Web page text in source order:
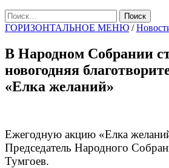
Найти:
ГОРИЗОНТАЛЬНОЕ МЕНЮ /
В Народном Собрании
новогодняя
«Елка желаний»
Ежегодную акцию «Елка
Председатель Народного
Тумгоев.